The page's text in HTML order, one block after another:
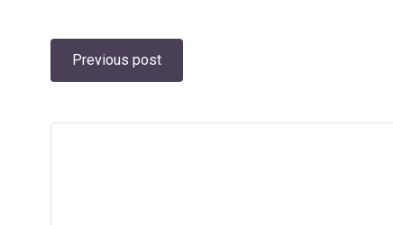
Post
Previous post